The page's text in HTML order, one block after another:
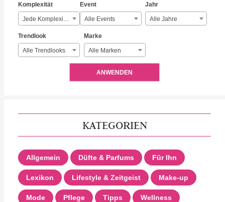
Komplexität
Jede Komplexität
Event
Alle Events
Jahr
Alle Jahre
Trendlook
Alle Trendlooks
Marke
Alle Marken
ANWENDEN
KATEGORIEN
Allgemein Düfte & Parfums Für Ihn
Lexikon Lifestyle & Zeitgeist Make-up
Mode Pflege Tipps Wellness